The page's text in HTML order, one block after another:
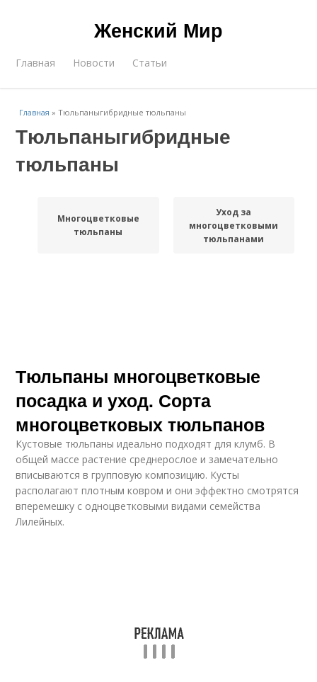
Женский Мир
Главная Новости Статьи
Главная »Тюльпаныгибридные тюльпаны
Тюльпаныгибридные
тюльпаны
Многоцветковые
тюльпаны
Уход за
многоцветковыми
тюльпанами
Тюльпаны многоцветковые
посадка и уход. Сорта
многоцветковых тюльпанов
Кустовые тюльпаны идеально подходят для клумб. В
общей массе растение среднерослое и замечательно
вписываются в групповую композицию. Кусты
располагают плотным ковром и они эффектно смотрятся
вперемешку с одноцветковыми видами семейства
Лилейных.